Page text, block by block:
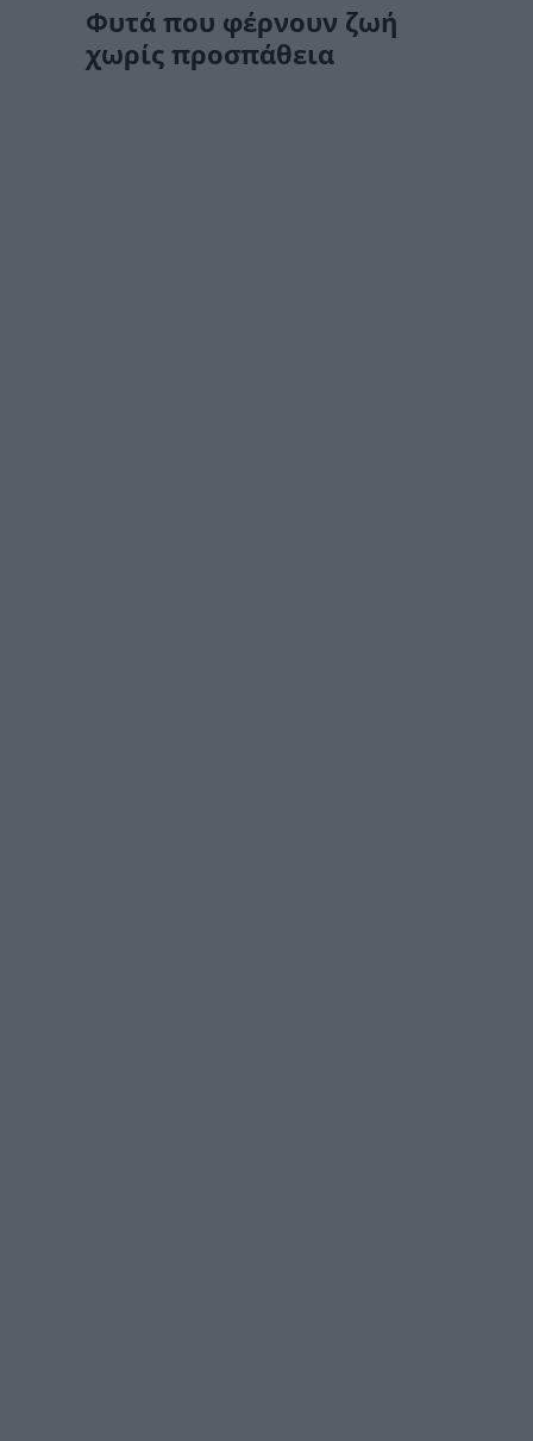
Φυτά που φέρνουν ζωή
χωρίς προσπάθεια